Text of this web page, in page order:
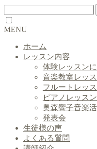
MENU
ホーム
レッスン内容
体験レッスン
音楽教室レッ
フルートレッ
ピアノレッスン
奥森響子音楽
発表会
生徒様の声
よくある質問